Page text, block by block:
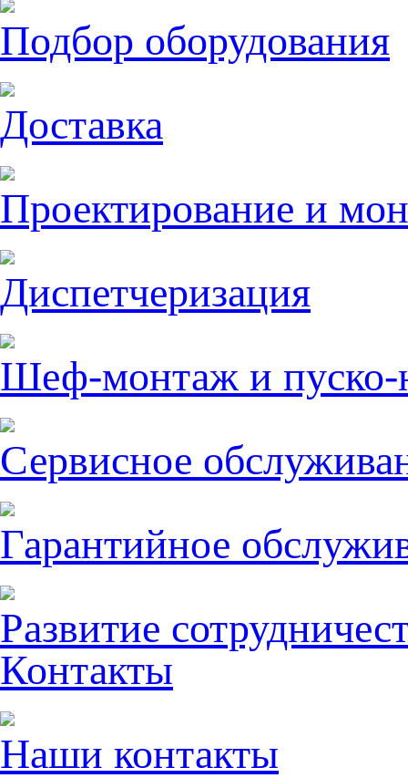
Подбор оборудования
Доставка
Проектирование и
Диспетчеризация
Шеф-монтаж и пуско-
Сервисное
Гарантийное
Развитие
Контакты
Наши контакты